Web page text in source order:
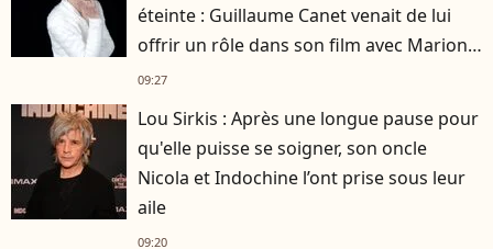
éteinte : Guillaume Canet venait de lui
offrir un rôle dans son film avec Marion
Cotillard
09:27
Lou Sirkis : Après une longue pause pour
qu'elle puisse se soigner, son oncle
Nicola et Indochine l’ont prise sous leur
aile
09:20